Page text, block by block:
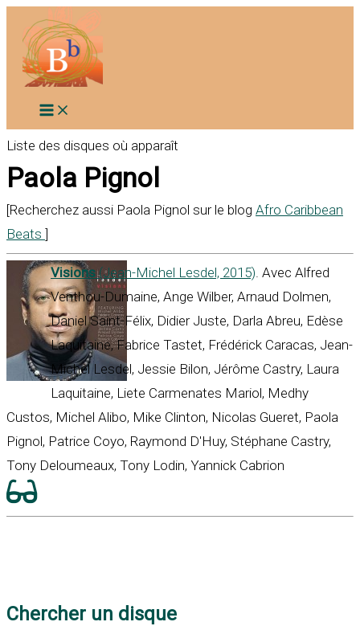
contenu
Liste des disques où apparaît
Paola Pignol
[Recherchez aussi Paola Pignol sur le blog Afro Caribbean
Beats ]
Visions(Jean-Michel Lesdel, 2015). Avec Alfred
Venthou-Dumaine, Ange Wilber, Arnaud Dolmen,
Daniel Saint-Félix, Didier Juste, Darla Abreu, Edèse
Laquitaine, Fabrice Tastet, Frédérick Caracas, Jean-
Michel Lesdel, Jessie Bilon, Jérôme Castry, Laura
Laquitaine, Liete Carmenates Mariol, Medhy
Custos, Michel Alibo, Mike Clinton, Nicolas Gueret, Paola
Pignol, Patrice Coyo, Raymond D'Huy, Stéphane Castry,
Tony Deloumeaux, Tony Lodin, Yannick Cabrion
Chercher un disque